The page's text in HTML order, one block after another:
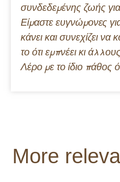
συνδεδεμένης ζωής
Είμαστε ευγνώμονες
κάνει και συνεχίζει να
το ότι εμπνέει κι
Λέρο με το ίδιο πάθος
More